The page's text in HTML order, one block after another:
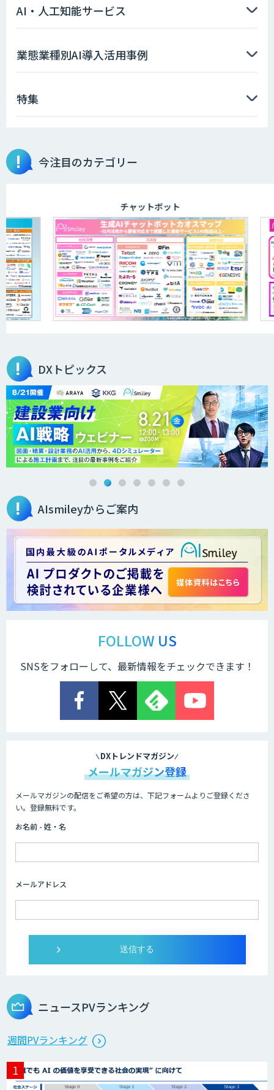
AI活用サービス
AI開発・伴走支援・内製化支援
ID ZERO（アイディーゼロ）
DXセカンドオピニオン
BIGDAT@Analysis
AI・データ活用コンサルティング・受託
開発支援
AI・DXコンサルティング伴走支援サービ
ChatGPTプロトタイプ開発
低コスト・短納期のAI受託開発
AIカスタマイズソリューション
AI/DXソリューションサービス
エッジデバイス 組込AIモデル開発受託
AI・人工知能サービス
業態業種別AI導入活用事例
特集
今注目のカテゴリー
チャットボット
DXトピックス
AIsmileyからご案内
FOLLOW US
SNSをフォローして、最新情報をチェックできます！
DXトレンドマガジン
メールマガジン登録
メールマガジンの配信をご希望の方は、下記フォームよりご登録くださ
い。登録無料です。
お名前 - 姓・名
メールアドレス
ニュースPVランキング
週間PVランキング